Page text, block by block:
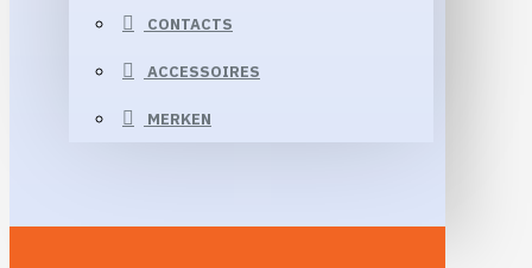
CONTACTS
ACCESSOIRES
MERKEN